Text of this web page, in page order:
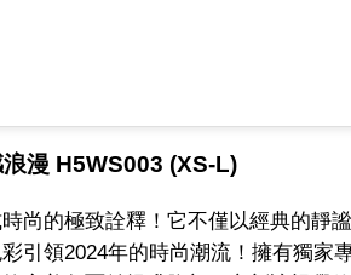
漫 H5WS003 (XS-L)
尚的極致詮釋！它不僅以經典的靜
引領2024年的時尚潮流！擁有獨家